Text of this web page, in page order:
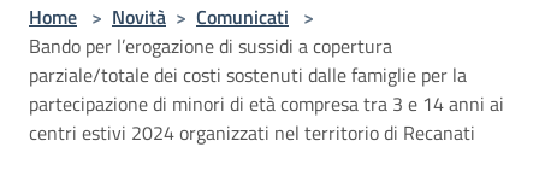
Home > Novità > Comunicati >
Bando per l’erogazione di sussidi a copertura
parziale/totale dei costi sostenuti dalle famiglie per la
partecipazione di minori di età compresa tra 3 e 14 anni ai
centri estivi 2024 organizzati nel territorio di Recanati